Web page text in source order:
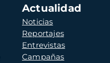
Actualidad
Noticias
Reportajes
Entrevistas
Campañas